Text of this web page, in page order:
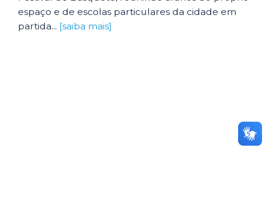
espaço e de escolas particulares da cidade em
partida... [saiba mais]